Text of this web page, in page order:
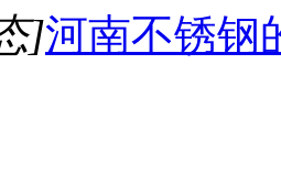
]河南不锈钢